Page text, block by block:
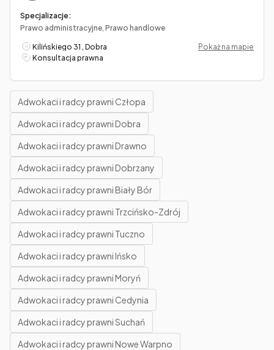
Specjalizacje:
Prawo administracyjne, Prawo handlowe
Kilińskiego 31 , Dobra
Pokaż na mapie
Konsultacja prawna
Adwokaci i radcy prawni Człopa
Adwokaci i radcy prawni Dobra
Adwokaci i radcy prawni Drawno
Adwokaci i radcy prawni Dobrzany
Adwokaci i radcy prawni Biały Bór
Adwokaci i radcy prawni Trzcińsko-Zdrój
Adwokaci i radcy prawni Tuczno
Adwokaci i radcy prawni Ińsko
Adwokaci i radcy prawni Moryń
Adwokaci i radcy prawni Cedynia
Adwokaci i radcy prawni Suchań
Adwokaci i radcy prawni Nowe Warpno